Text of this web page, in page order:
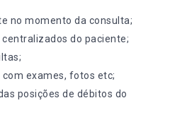
no momento da consulta;
do paciente;
exames, fotos etc;
posições de débitos do